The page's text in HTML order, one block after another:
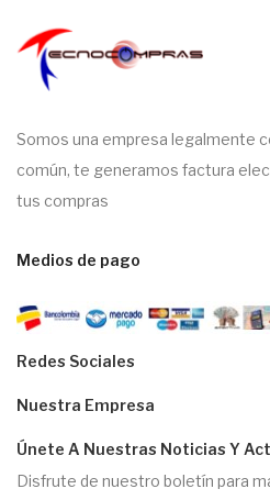
Somos una empresa legalmente
común, te generamos factura
tus compras
Medios de pago
Redes Sociales
Nuestra Empresa
Únete A Nuestras Noticias Y
Disfrute de nuestro boletín para